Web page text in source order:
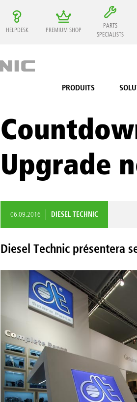
HELPDESK PREMIUM SHOP
PARTS
SPECIALISTS
PRODUITS
Upgrade
06.09.2016 DIESEL TECHNIC
Diesel Technic présentera